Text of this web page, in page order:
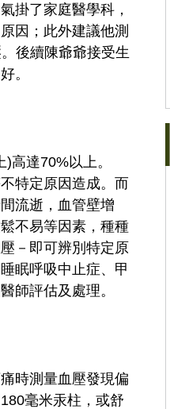
掛了家庭醫學科，
因；此外建議他測
後續陳爺爺接受生
。
高達70%以上。
特定原因造成。而
流逝，血管壁增
不易等因素，種種
－即可辨別特定原
眠呼吸中止症、甲
師評估及處理。
時測量血壓發現偏
毫米汞柱，或舒